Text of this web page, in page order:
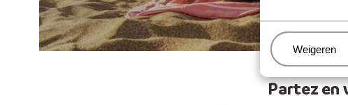
Beheren
Weigeren
Partez en